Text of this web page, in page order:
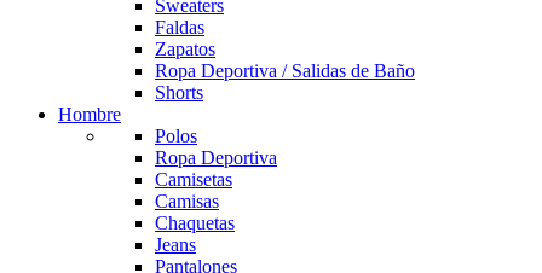
Sweaters
Faldas
Zapatos
Ropa Deportiva / Salidas de Baño
Shorts
Hombre
Polos
Ropa Deportiva
Camisetas
Camisas
Chaquetas
Jeans
Pantalones